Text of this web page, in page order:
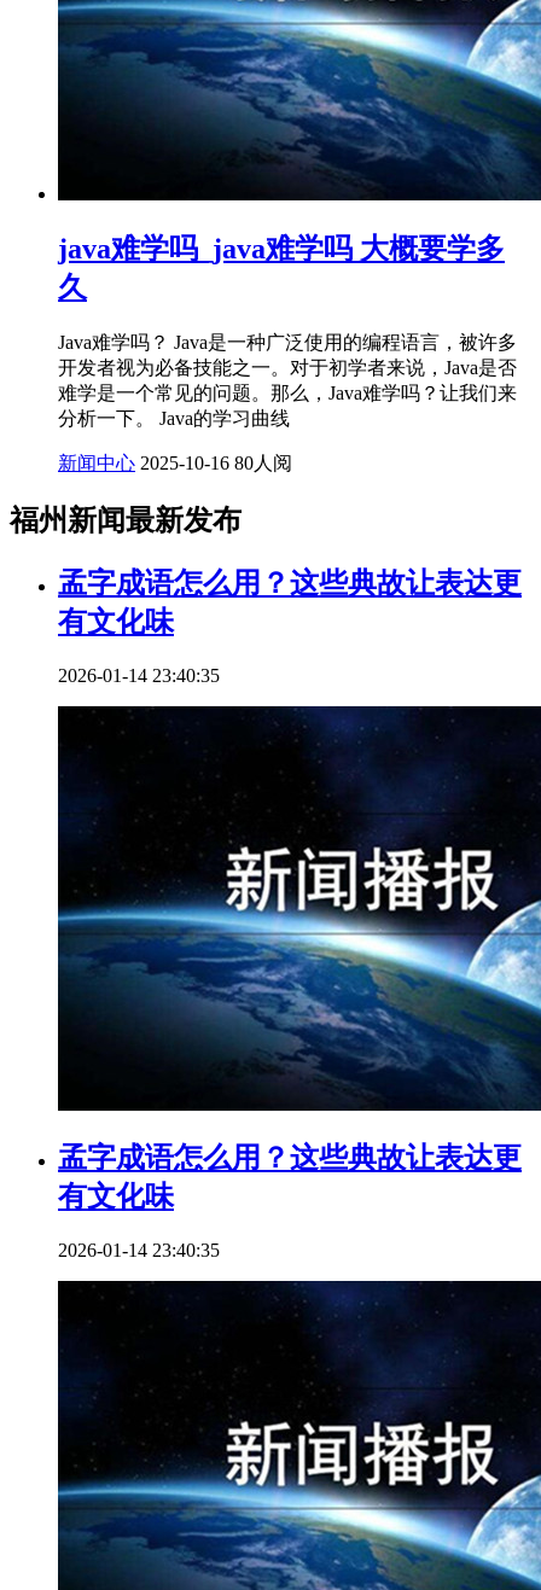
java难学吗_java难学吗 大概要学多
久
Java难学吗？ Java是一种广泛使用的编程语言，被许多
开发者视为必备技能之一。对于初学者来说，Java是否
难学是一个常见的问题。那么，Java难学吗？让我们来
分析一下。 Java的学习曲线
新闻中心 2025-10-16 80人阅
福州新闻最新发布
孟字成语怎么用？这些典故让表达更
有文化味
2026-01-14 23:40:35
孟字成语怎么用？这些典故让表达更
有文化味
2026-01-14 23:40:35